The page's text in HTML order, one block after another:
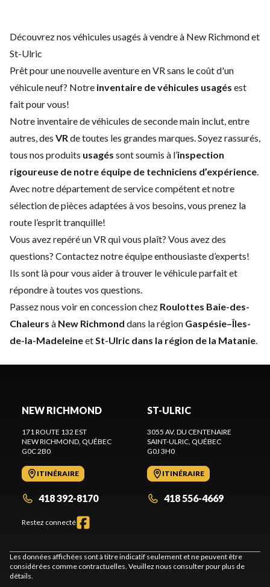
Découvrez nos véhicules usagés à vendre à New Richmond et
St-Ulric
Prêt pour une nouvelle aventure en VR sans le coût d'un
véhicule neuf? Notre inventaire de véhicules usagés est
fait pour vous!
Notre inventaire de véhicules de seconde main inclut, entre
autres, des VR de toutes les grandes marques. Soyez rassurés,
tous nos produits usagés sont soumis à l’inspection
rigoureuse de notre équipe de techniciens d’expérience
Avec notredépartement de servicecompétent et notre
sélection de pièces adaptées à vos besoins, vous prenez la
route l’esprit tranquille!
Vous avez repéré un VR qui vous plaît? Vous avez des
questions? Contactez notre équipe enthousiaste d’experts!
Ils sont là pour vous aider à trouver le véhicule parfait et
répondre à toutes vos questions.
Passez nous voir en concession chez Roulottes Baie-des-
Chaleurs à New Richmond dans la région Gaspésie–Îles-
de-la-Madeleineet St-Ulric dans la région de la Matanie
NEW RICHMOND
171 ROUTE 132 EST
NEW RICHMOND , QUÉBEC
G0C 2B0
ITINÉRAIRE
418 392-8170
Restez connecté
ST-ULRIC
3055 AV. DU CENTENAIRE
SAINT-ULRIC , QUÉBEC
G0J 3H0
ITINÉRAIRE
418 556-4669
Les données affichées sont à titre indicatif seulement et ne peuvent être
considérées comme contractuelles. Veuillez nous consulter pour plus de
détails.